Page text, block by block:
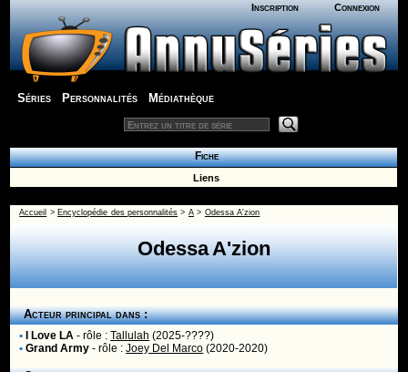
Inscription Connexion
Séries Personnalités Médiathèque
Fiche
Liens
Accueil > Encyclopédie des personnalités > A> Odessa A'zion
Odessa A'zion
Acteur principal dans :
• I Love LA - rôle :Tallulah (2025-????)
• Grand Army - rôle :Joey Del Marco (2020-2020)